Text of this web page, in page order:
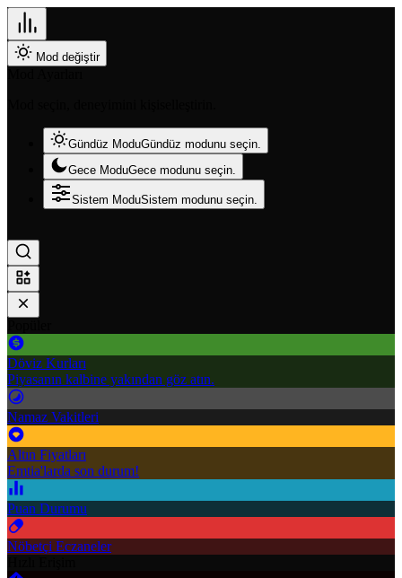
Mod değiştir
Gündüz ModuGündüz modunu seçin.
Gece ModuGece modunu seçin.
Sistem ModuSistem modunu seçin.
Döviz Kurları
Piyasanın kalbine yakından göz atın.
Namaz Vakitleri
Altın Fiyatları
Emtia'larda son durum!
Puan Durumu
Nöbetçi Eczaneler